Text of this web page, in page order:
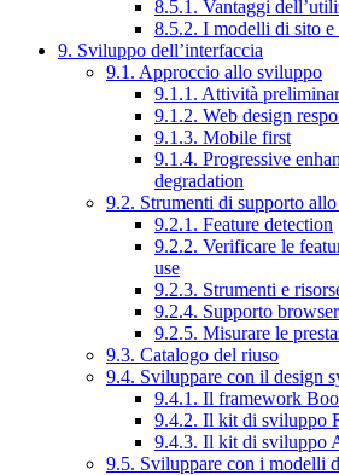
8.5.1. Vantaggi
8.5.2. I modelli di sito
9. Sviluppo dell’interfaccia
9.1. Approccio allo sviluppo
9.1.1. Attività
9.1.2. Web design
9.1.3. Mobile first
9.1.4. Progressive
degradation
9.2. Strumenti di supporto
9.2.1. Feature detection
9.2.2. Verificare le
use
9.2.3. Strumenti e
9.2.4. Supporto browser
9.2.5. Misurare le
9.3. Catalogo del riuso
9.4. Sviluppare con il design
9.4.1. Il framework
9.4.2. Il kit di sviluppo
9.4.3. Il kit di sviluppo
9.5. Sviluppare con i modelli